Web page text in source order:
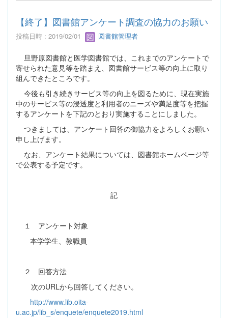
【終了】図書館アンケート調査の協力のお願い
投稿日時 : 2019/02/01 図書館管理者
旦野原図書館と医学図書館では、これまでのアンケートで
寄せられた意見等を踏まえ、図書館サービス等の向上に取り
組んできたところです。
今後も引き続きサービス等の向上を図るために、現在実施
中のサービス等の浸透度と利用者のニーズや満足度等を把握
するアンケートを下記のとおり実施することにしました。
つきましては、アンケート回答の御協力をよろしくお願い
申し上げます。
なお、アンケート結果については、図書館ホームページ等
で公表する予定です。
記
１ アンケート対象
本学学生、教職員
２ 回答方法
次のURLから回答してください。
http://www.lib.oita-
u.ac.jp/lib_s/enquete/enquete2019.html